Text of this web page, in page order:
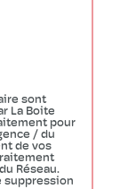
sont
La Boite
pour
/ du
de vos
Réseau.
suppression